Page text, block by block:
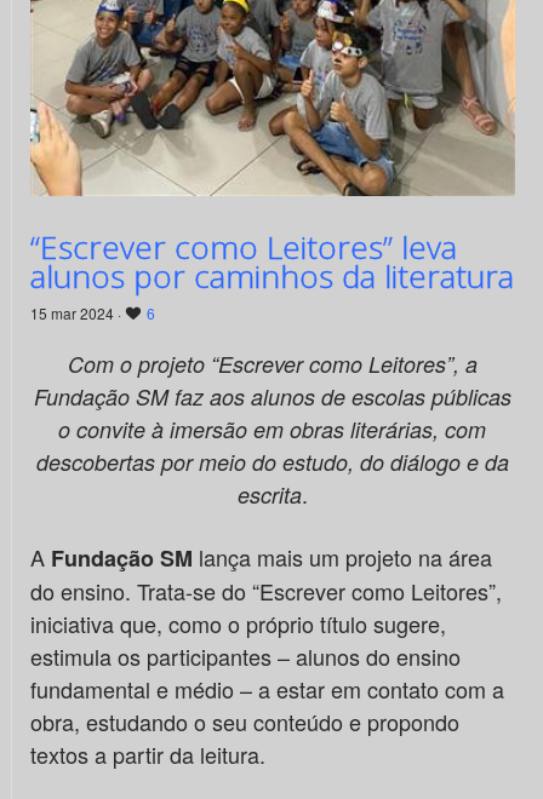
“Escrever como Leitores” leva
alunos por caminhos da literatura
15 mar 2024 · 6
Com o projeto “Escrever como Leitores”, a
Fundação SM faz aos alunos de escolas públicas
o convite à imersão em obras literárias, com
descobertas por meio do estudo, do diálogo e da
escrita.
A Fundação SM lança mais um projeto na área
do ensino. Trata-se do “Escrever como Leitores”,
iniciativa que, como o próprio título sugere,
estimula os participantes – alunos do ensino
fundamental e médio – a estar em contato com a
obra, estudando o seu conteúdo e propondo
textos a partir da leitura.